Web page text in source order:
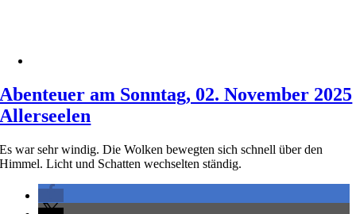
Abenteuer am Sonntag, 02. November 2025
Allerseelen
Es war sehr windig. Die Wolken bewegten sich schnell über den
Himmel. Licht und Schatten wechselten ständig.